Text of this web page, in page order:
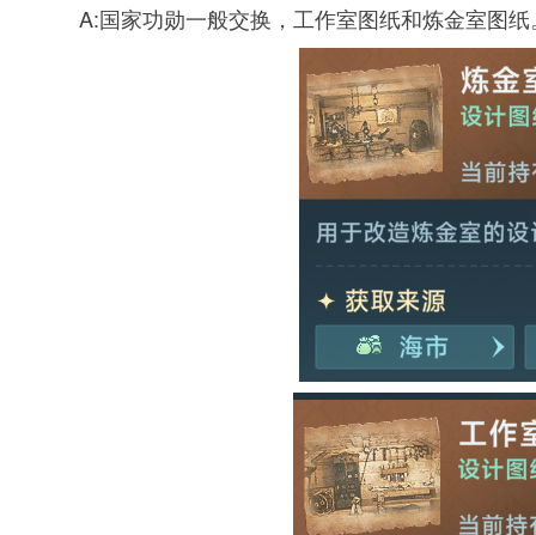
A:国家功勋一般交换，工作室图纸和炼金室图